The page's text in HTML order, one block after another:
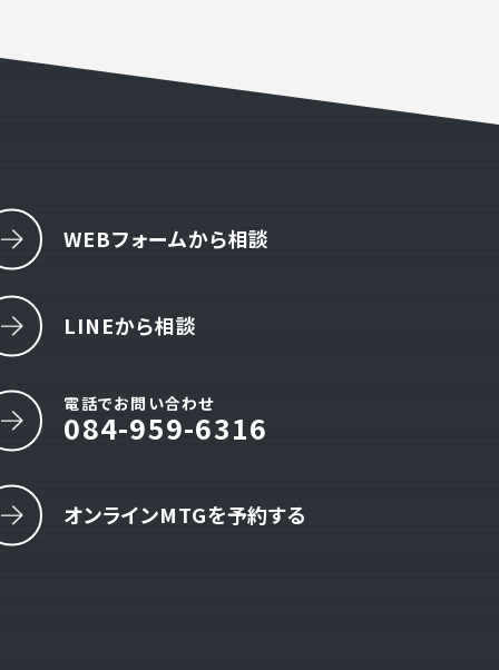
WEBフォームから相談
LINEから相談
電話でお問い合わせ
084-959-6316
オンラインMTGを予約する